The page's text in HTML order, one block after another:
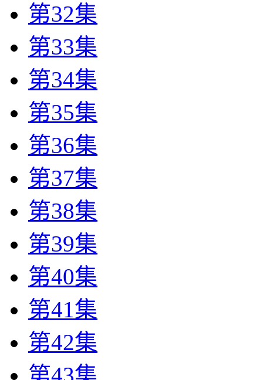
第32集
第33集
第34集
第35集
第36集
第37集
第38集
第39集
第40集
第41集
第42集
第43集